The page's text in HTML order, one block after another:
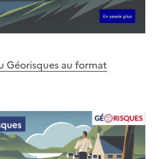
Géorisques au format